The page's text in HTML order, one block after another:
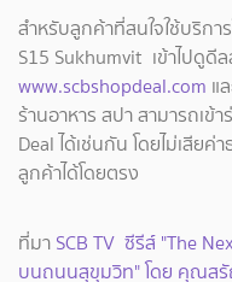
สำหรับลูกค้าที่สนใจใช้บริกา
S15 Sukhumvit เข้าไปดูดี
www.scbshopdeal.com แ
ร้านอาหาร สปา สามารถเข้
Deal ได้เช่นกัน โดยไม่เสีย
ลูกค้าได้โดยตรง
ที่มา SCB TV ซีรีส์ "The
บนถนนสุขุมวิท" โดย คุณส